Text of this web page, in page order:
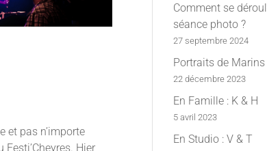
et pas n’importe
Hier
Comment se
séance photo ?
27 septembre 2024
Portraits de Marins
22 décembre 2023
En Famille : K & H
5 avril 2023
En Studio : V & T